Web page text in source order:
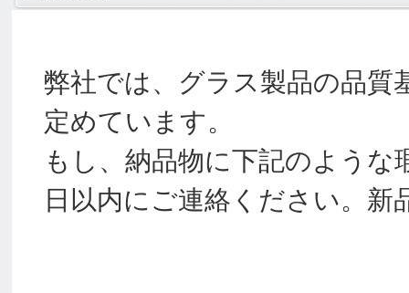
弊社では、グラス製品の品質
定めています。
もし、納品物に下記のよう
日以内にご連絡ください。